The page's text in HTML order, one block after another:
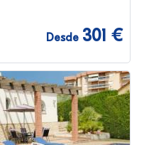
Desde 301 €